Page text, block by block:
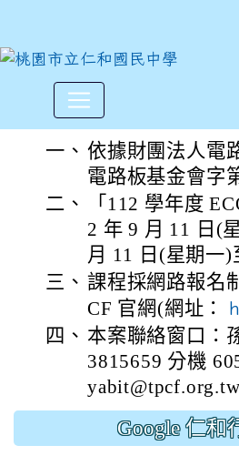
財團法人電路板
一、 依據財團法人電
電路板基金會字
二、
「112 學年度
2 年 9 月 11 日(
月 11 日(星期一
三、 課程採網路報名
CF 官網(網址：
四、 本案聯絡窗口：
3815659 分機
yabit@tpcf.org.tw
Google 仁和